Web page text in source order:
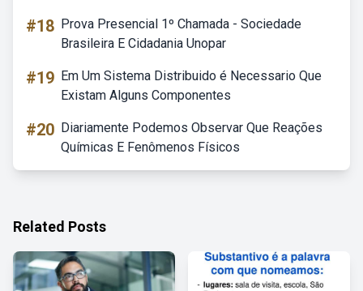
#18 Prova Presencial 1º Chamada - Sociedade
Brasileira E Cidadania Unopar
#19 Em Um Sistema Distribuido é Necessario Que
Existam Alguns Componentes
#20 Diariamente Podemos Observar Que Reações
Químicas E Fenômenos Físicos
Related Posts